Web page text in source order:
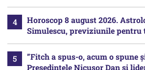
Horoscop 8 august 2026.
Simulescu, previziunile pentru
”Fitch a spus-o, acum o spune
Președintele Nicușor Dan și